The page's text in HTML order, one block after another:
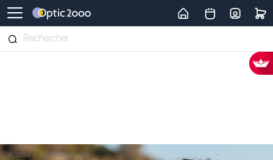
Retour vers la page d'accueil
Accueil Lunettes de vue